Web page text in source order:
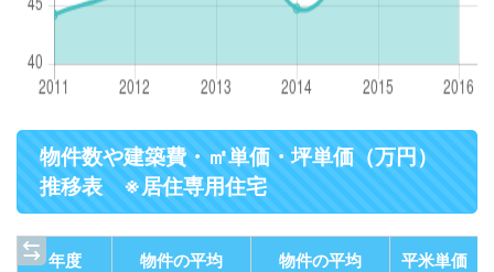
物件数や建築費・㎡単価・坪単価（万円）
推移表 ※居住専用住宅
年度
物件の平均
物件の平均
平米単価